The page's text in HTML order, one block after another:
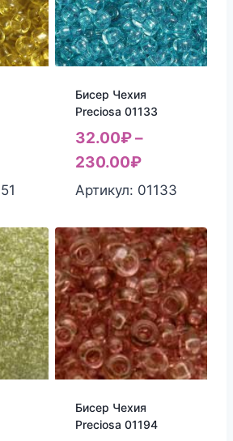
Бисер Чехия
Preciosa 01133
32.00₽–
230.00₽
Артикул: 01133
Бисер Чехия
Preciosa 01194